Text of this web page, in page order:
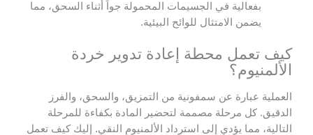
بفعالية في الجسيمات المحمولة جواً أثناء السحق، مما
يضمن الامتثال للوائح البيئية.
كيف تعمل محطة إعادة تدوير خردة
الألمنيوم؟
العملية عبارة عن سمفونية من التمزيق، والسحق، والفرز
الدقيق. كل مرحلة مصممة لتحضير المادة بكفاءة للمرحلة
التالية، مما يؤدي إلى استرداد الألمنيوم النقي. إليك كيف تعمل